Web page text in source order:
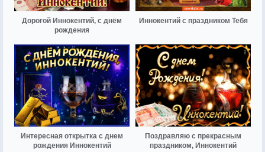
Дорогой Иннокентий, с днём
рождения
Иннокентий с праздником Тебя
Интересная открытка с днем
рождения Иннокентий
Поздравляю с прекрасным
праздником, Иннокентий